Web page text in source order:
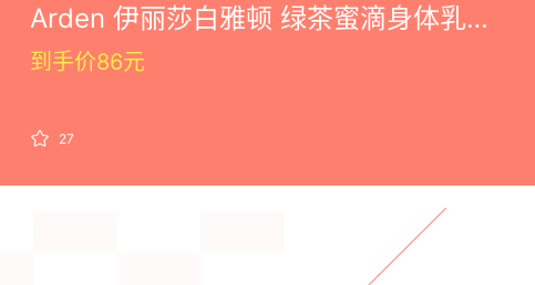
Arden 伊丽莎白雅顿 绿茶蜜滴身体乳
500ml
到手价86元
27